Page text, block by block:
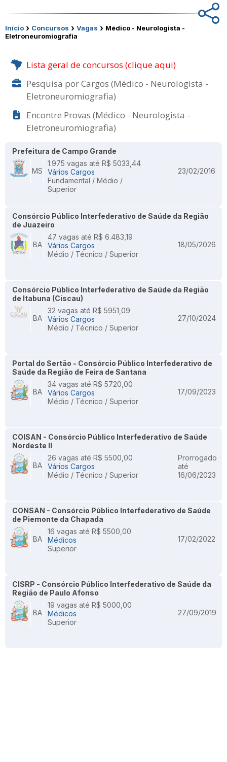
Início › Concursos › Vagas › Médico - Neurologista -
Eletroneuromiografia
Lista geral de concursos (clique aqui)
Pesquisa por Cargos (Médico - Neurologista -
Eletroneuromiografia)
Encontre Provas (Médico - Neurologista -
Eletroneuromiografia)
Prefeitura de Campo Grande
MS
1.975 vagas até R$ 5033,44
Vários Cargos
Fundamental / Médio /
Superior
23/02/2016
Consórcio Público Interfederativo de Saúde da Região
de Juazeiro
BA
47 vagas até R$ 6.483,19
Vários Cargos
Médio / Técnico / Superior
18/05/2026
Consórcio Público Interfederativo de Saúde da Região
de Itabuna (Ciscau)
BA
32 vagas até R$ 5951,09
Vários Cargos
Médio / Técnico / Superior
27/10/2024
Portal do Sertão - Consórcio Público Interfederativo de
Saúde da Região de Feira de Santana
BA
34 vagas até R$ 5720,00
Vários Cargos
Médio / Técnico / Superior
17/09/2023
COISAN - Consórcio Público Interfederativo de Saúde
Nordeste II
BA
26 vagas até R$ 5500,00
Vários Cargos
Médio / Técnico / Superior
Prorrogado
até
16/06/2023
CONSAN - Consórcio Público Interfederativo de Saúde
de Piemonte da Chapada
BA
16 vagas até R$ 5500,00
Médicos
Superior
17/02/2022
CISRP - Consórcio Público Interfederativo de Saúde da
Região de Paulo Afonso
BA
19 vagas até R$ 5000,00
Médicos
Superior
27/09/2019